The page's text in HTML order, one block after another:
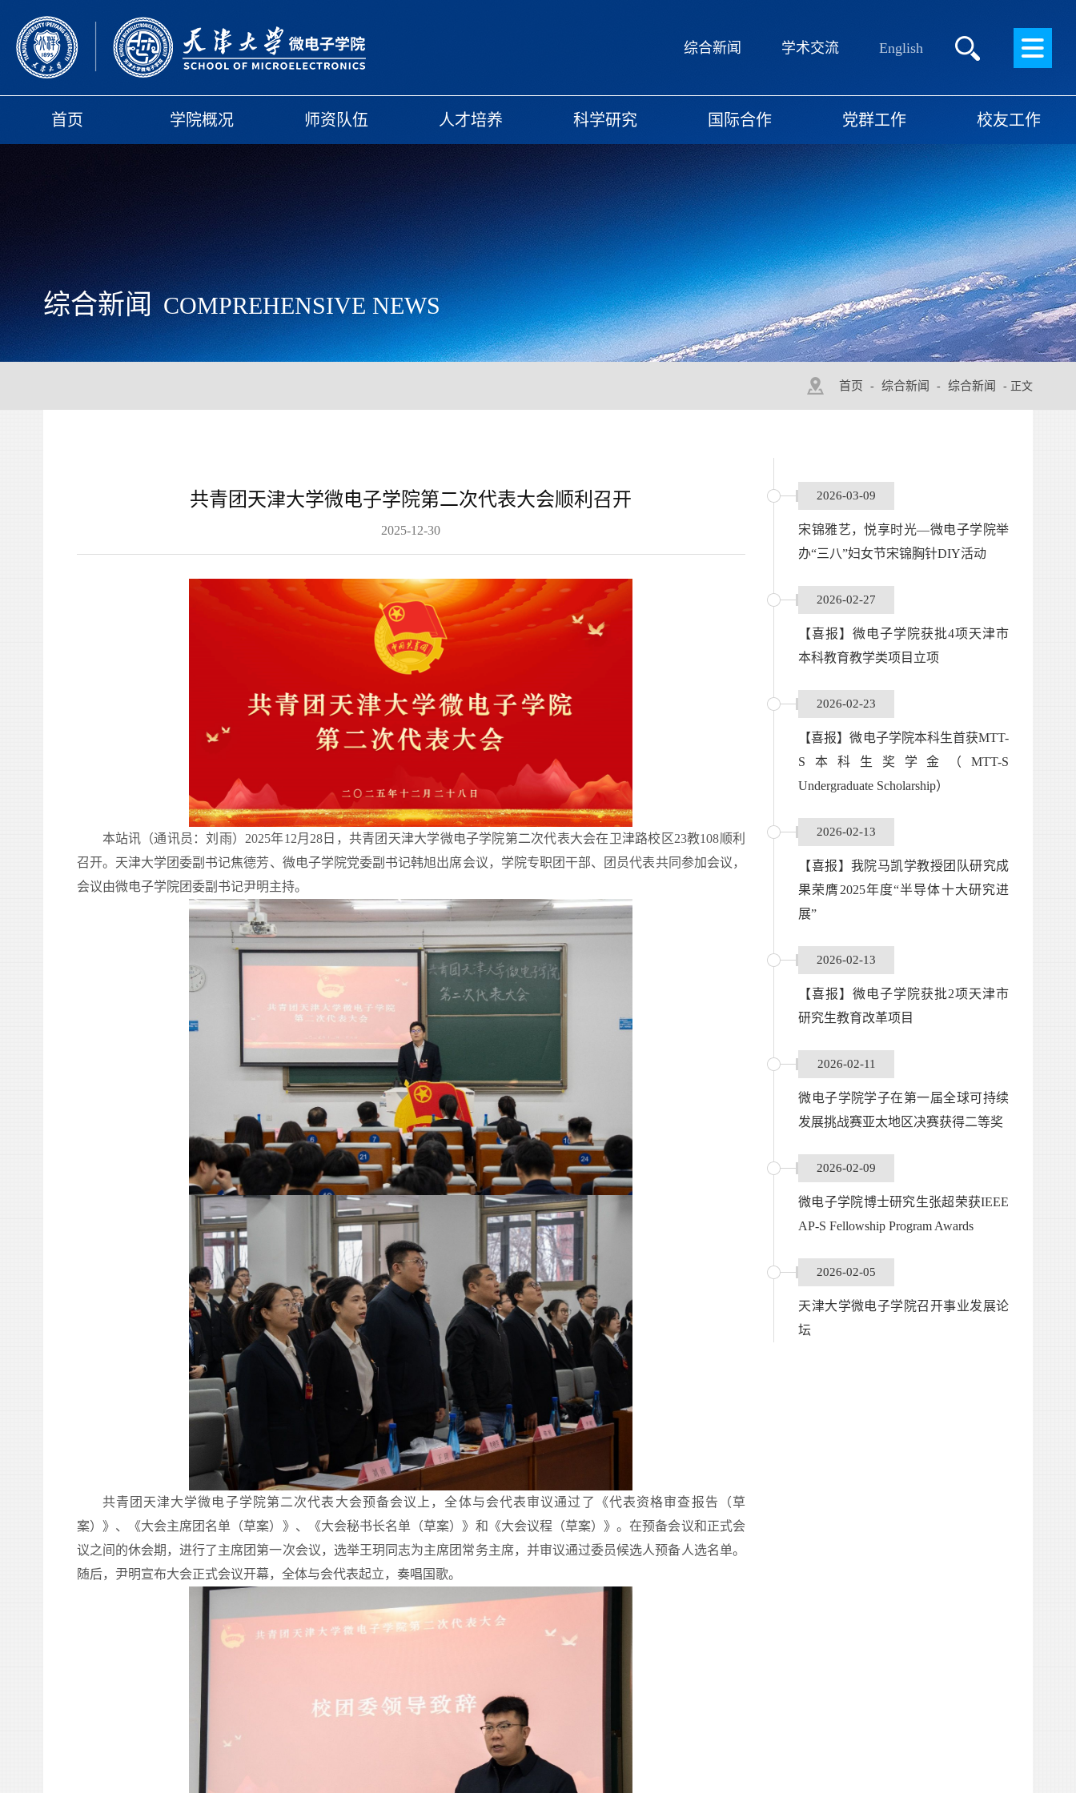
综合新闻 学术交流 English
首页 学院概况 师资队伍 人才培养 科学研究 国际合作 党群工作 校友工作
综合新闻 COMPREHENSIVE NEWS
首页 - 综合新闻 - 综合新闻 - 正文
共青团天津大学微电子学院第二次代表大会顺利召开
2025-12-30
本站讯（通讯员：刘雨）2025年12月28 日，共青团天津大学微电子学院第二次代表大会在 卫津路校区23教108顺利
召开。天津大学团委副 书记焦德芳、 微电子学院党委副书记韩旭出席会议，学院专职团干部、 团员代表共同 参加会议，
会议由微电子学院团委副书记尹明主持。
共青团天津大学微电子学院第二次代表大会预备会议上，全体与会代表审议通过了《代表资格审查报告（草
案）》、《大会主席团名单（草案）》、《大会秘书长名单（草案）》和《大会议程（草案）》。在预备会议和正式会
议之间的休会期，进行了主席团第一次会议，选举王玥 同志为主席团常务主席，并审议通过委员候选人预备人选名单。
随后， 尹明宣布大会正式会议开幕，全体与会代表起立， 奏唱 国歌。
2026-03-09
宋锦雅艺，悦享时光—微电子学院举
办“三八”妇女节宋锦胸针DIY活动
2026-02-27
【喜报】微电子学院获批4项天津市
本科教育教学类项目立项
2026-02-23
【喜报】微电子学院本科生首获MTT-
S本科生奖学金（MTT-S
Undergraduate Scholarship）
2026-02-13
【喜报】我院马凯学教授团队研究成
果荣膺2025年度“半导体十大研究进
展”
2026-02-13
【喜报】微电子学院获批2项天津市
研究生教育改革项目
2026-02-11
微电子学院学子在第一届全球可持续
发展挑战赛亚太地区决赛获得二等奖
2026-02-09
微电子学院博士研究生张超荣获IEEE
AP-S Fellowship Program Awards
2026-02-05
天津大学微电子学院召开事业发展论
坛